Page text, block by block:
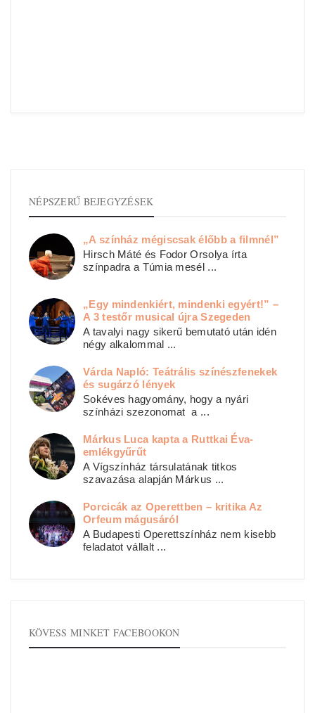
NÉPSZERŰ BEJEGYZÉSEK
„A színház mégiscsak élőbb a filmnél”
Hirsch Máté és Fodor Orsolya írta
színpadra a Túmia mesél ...
„Egy mindenkiért, mindenki egyért!” –
A 3 testőr musical újra Szegeden
A tavalyi nagy sikerű bemutató után idén
négy alkalommal ...
Várda Napló: Teátrális színészfenekek
és sugárzó lények
Sokéves hagyomány, hogy a nyári
színházi szezonomat a ...
Márkus Luca kapta a Ruttkai Éva-
emlékgyűrűt
A Vígszínház társulatának titkos
szavazása alapján Márkus ...
Porcicák az Operettben – kritika Az
Orfeum mágusáról
A Budapesti Operettszínház nem kisebb
feladatot vállalt ...
KÖVESS MINKET FACEBOOKON